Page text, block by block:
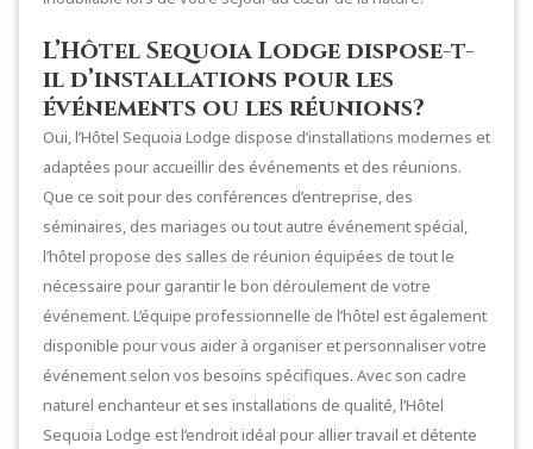
L’Hôtel Sequoia Lodge dispose-t-
il d’installations pour les
événements ou les réunions?
Oui, l’Hôtel Sequoia Lodge dispose d’installations modernes et
adaptées pour accueillir des événements et des réunions.
Que ce soit pour des conférences d’entreprise, des
séminaires, des mariages ou tout autre événement spécial,
l’hôtel propose des salles de réunion équipées de tout le
nécessaire pour garantir le bon déroulement de votre
événement. L’équipe professionnelle de l’hôtel est également
disponible pour vous aider à organiser et personnaliser votre
événement selon vos besoins spécifiques. Avec son cadre
naturel enchanteur et ses installations de qualité, l’Hôtel
Sequoia Lodge est l’endroit idéal pour allier travail et détente